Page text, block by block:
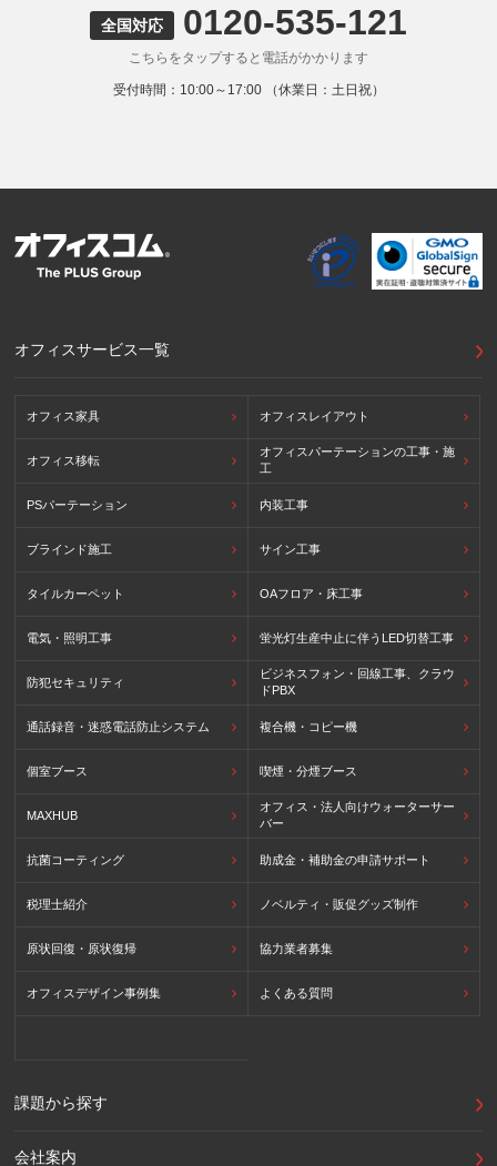
全国対応 0120-535-121
こちらをタップすると電話がかかります
受付時間：10:00～17:00 （休業日：土日祝）
オフィスサービス一覧
オフィス家具 オフィスレイアウト
オフィス移転
オフィスパーテーションの工事・施
工
PSパーテーション 内装工事
ブラインド施工 サイン工事
タイルカーペット OAフロア・床工事
電気・照明工事 蛍光灯生産中止に伴うLED切替工事
防犯セキュリティ
ビジネスフォン・回線工事、クラウ
ドPBX
通話録音・迷惑電話防止システム 複合機・コピー機
個室ブース 喫煙・分煙ブース
MAXHUB
オフィス・法人向けウォーターサー
バー
抗菌コーティング 助成金・補助金の申請サポート
税理士紹介 ノベルティ・販促グッズ制作
原状回復・原状復帰 協力業者募集
オフィスデザイン事例集 よくある質問
課題から探す
会社案内